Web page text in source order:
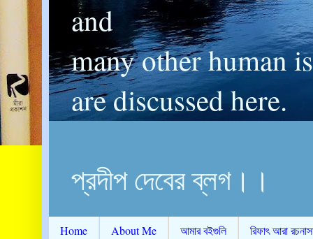
and
many other human
are discussed here.
প্রদীপ দেবের ব্লগ।।
Home About Me আমার বইগুলি
রিফাৎ আরা